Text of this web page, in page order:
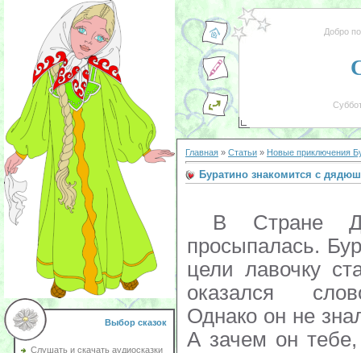
Выбор сказок
Слушать и скачать аудиосказки
Добро
Главная » Статьи » Новые приключения
Буратино знакомится с
В Стране
просыпалась.
цели лавочку
оказался
Однако он не
А зачем он